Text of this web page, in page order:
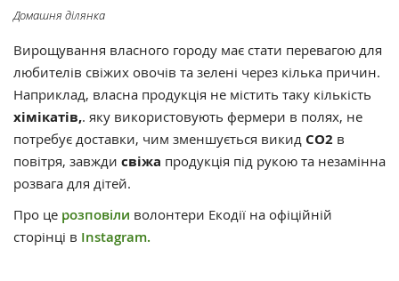
Домашня ділянка
Вирощування власного городу має стати перевагою для
любителів свіжих овочів та зелені через кілька причин.
Наприклад, власна продукція не містить таку кількість
хімікатів,. яку використовують фермери в полях, не
потребує доставки, чим зменшується викид СО2 в
повітря, завжди свіжа продукція під рукою та незамінна
розвага для дітей.
Про це розповіли волонтери Екодії на офіційній
сторінці в Instagram.